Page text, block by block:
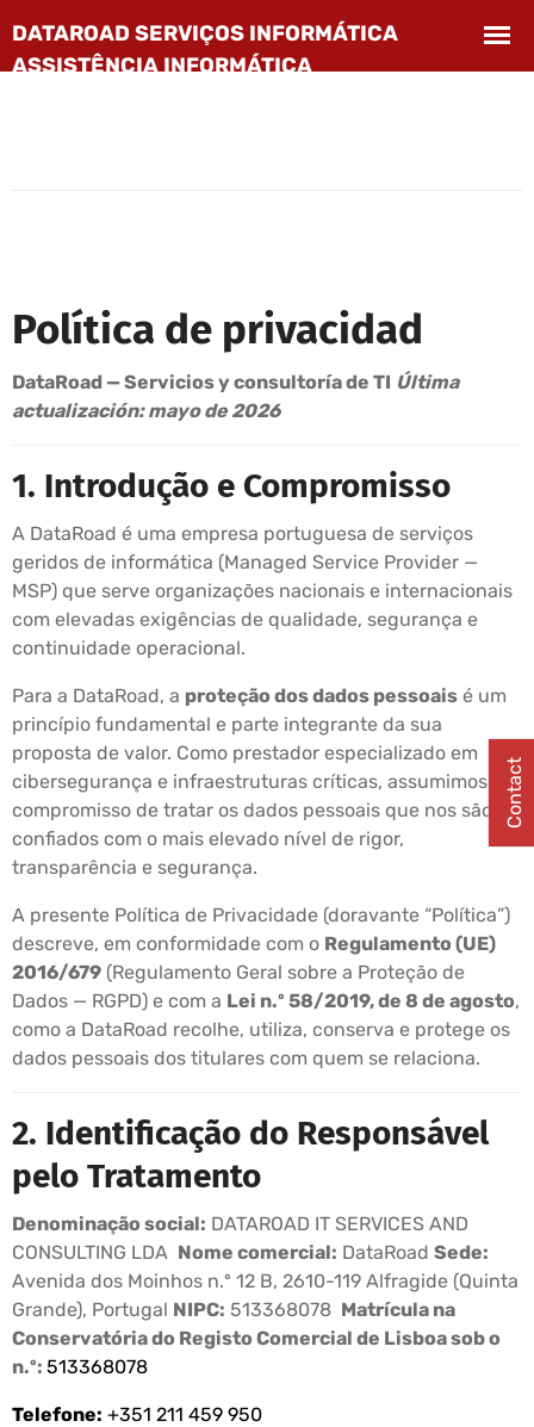
Política de privacidad
DataRoad — Servicios y consultoría de TI Última
actualización: mayo de 2026
1. Introdução e Compromisso
A DataRoad é uma empresa portuguesa de serviços
geridos de informática (Managed Service Provider —
MSP) que serve organizações nacionais e internacionais
com elevadas exigências de qualidade, segurança e
continuidade operacional.
Para a DataRoad, a proteção dos dados pessoais é um
princípio fundamental e parte integrante da sua
proposta de valor. Como prestador especializado em
cibersegurança e infraestruturas críticas, assumimos o
compromisso de tratar os dados pessoais que nos são
confiados com o mais elevado nível de rigor,
transparência e segurança.
A presente Política de Privacidade (doravante “Política”)
descreve, em conformidade com o Regulamento (UE)
2016/679 (Regulamento Geral sobre a Proteção de
Dados — RGPD) e com a Lei n.º 58/2019, de 8 de agosto,
como a DataRoad recolhe, utiliza, conserva e protege os
dados pessoais dos titulares com quem se relaciona.
2. Identificação do Responsável
pelo Tratamento
Denominação social: DATAROAD IT SERVICES AND
CONSULTING LDA Nome comercial: DataRoad Sede:
Avenida dos Moinhos n.º 12 B, 2610-119 Alfragide (Quinta
Grande), Portugal NIPC: 513368078 Matrícula na
Conservatória do Registo Comercial de Lisboa sob o
n.º: 513368078
Telefone: +351 211 459 950
Contact